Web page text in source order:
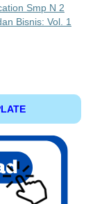
Smp N 2
Bisnis: Vol. 1